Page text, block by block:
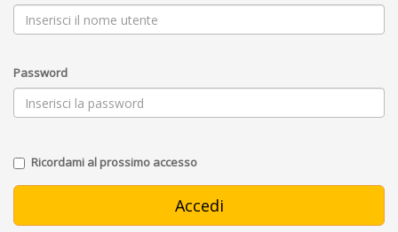
Password
Ricordami al prossimo accesso